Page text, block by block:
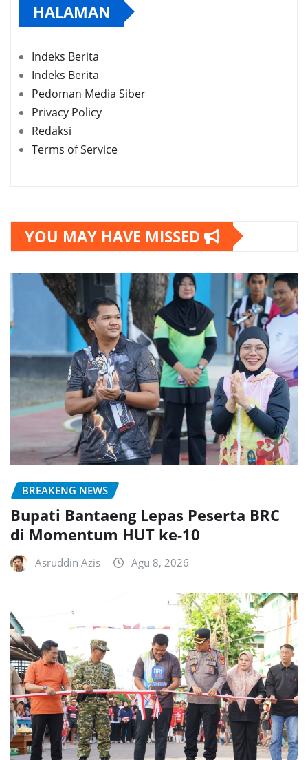
HALAMAN
Indeks Berita
Indeks Berita
Pedoman Media Siber
Privacy Policy
Redaksi
Terms of Service
YOU MAY HAVE MISSED
BREAKENG NEWS
Bupati Bantaeng Lepas Peserta BRC
di Momentum HUT ke-10
Asruddin Azis Agu 8, 2026